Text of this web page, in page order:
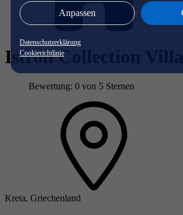
Anpassen
Datenschutzerklärung
Cookierichtlinie
Istron Collection Villas
Bewertung: 0 von 5 Sternen
Kreta, Griechenland